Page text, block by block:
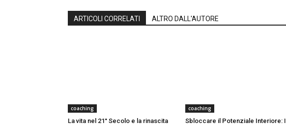
ARTICOLI CORRELATI ALTRO DALL'AUTORE
coaching
La vita nel 21° Secolo e la rinascita
coaching
Sbloccare il Potenziale Interiore: Il